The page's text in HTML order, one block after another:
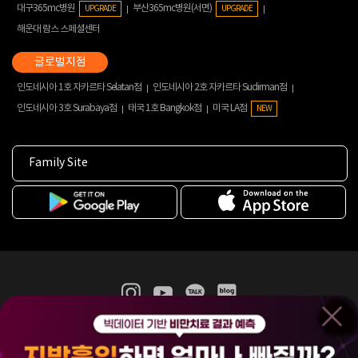
대구365mc병원 UPGRADE 부산365mc병원(서면) UPGRADE
해운대 람스 스페셜센터
인도네시아 1호 자카르타 Selatan점
인도네시아 2호 자카르타 Sudirman점
인도네시아 3호 Surabaya점
태국 1호 Bangkok점 미국 LA점 NEW
Family Site
365mc 병·의원 이용약관
홈페이지 이용약관
비급여진료수가